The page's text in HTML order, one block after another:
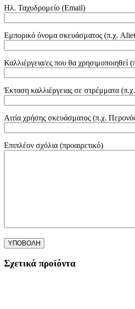
Ηλ. Ταχυδρομείο (Email)
Εμπορικό όνομα σκευάσματος (π.χ.
Καλλιέργεια/ες που θα χρησιμοποιηθεί
Έκταση καλλιέργειας σε στρέμματα
Αιτία χρήσης σκευάσματος (π.χ.
Επιπλέον σχόλια (προαιρετικό)
Σχετικά προϊόντα